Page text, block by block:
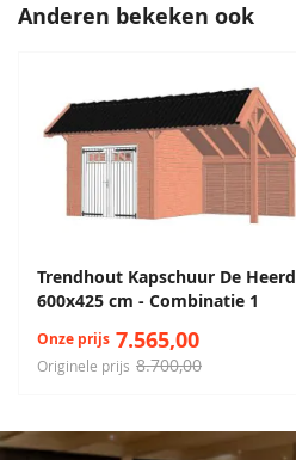
Anderen bekeken ook
Trendhout Kapschuur De Heerd
600x425 cm - Combinatie 1
Originele prijs 8.700,00
Onze prijs 7.565,00